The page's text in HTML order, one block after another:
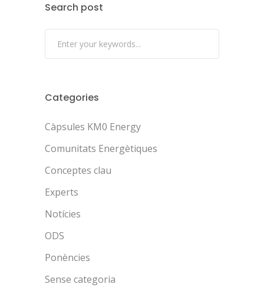
Search post
Categories
Càpsules KM0 Energy
Comunitats Energètiques
Conceptes clau
Experts
Notícies
ODS
Ponències
Sense categoria